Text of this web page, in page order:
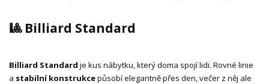
🎱 Billiard Standard
Billiard Standard je kus nábytku, který doma spojí lidi. Rovné linie
a stabilní konstrukcepůsobí elegantně přes den, večer z něj ale